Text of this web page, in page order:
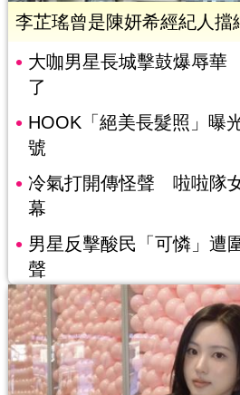
李芷瑤曾是陳妍希經紀人
大咖男星長城擊鼓爆辱
了
HOOK「絕美長髮照」
號
冷氣打開傳怪聲 啦啦隊
幕
男星反擊酸民「可憐」
聲